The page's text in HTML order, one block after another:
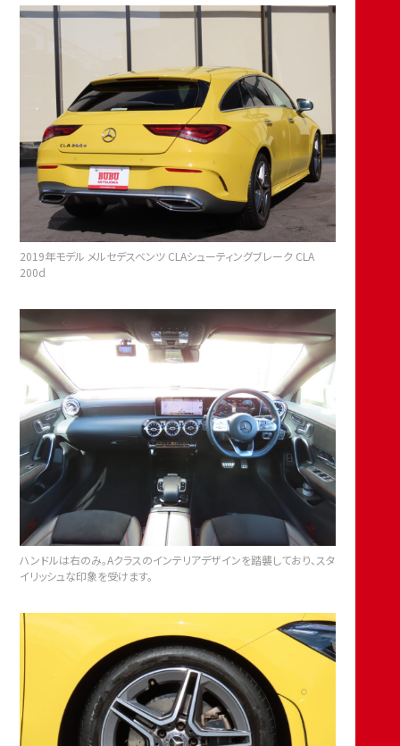
2019年モデル メルセデスベンツ CLAシューティングブレーク CLA
200d
ハンドルは右のみ。Aクラスのインテリアデザインを踏襲しており、スタ
イリッシュな印象を受けます。